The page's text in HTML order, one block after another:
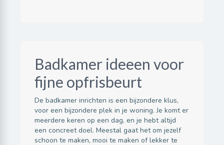
Badkamer ideeen voor
fijne opfrisbeurt
De badkamer inrichten is een bijzondere klus,
voor een bijzondere plek in je woning. Je komt er
meerdere keren op een dag, en je hebt altijd
een concreet doel. Meestal gaat het om jezelf
schoon te maken, mooi te maken of lekker te